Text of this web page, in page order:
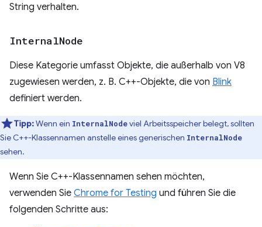
String verhalten.
InternalNode
Diese Kategorie umfasst Objekte, die außerhalb von V8
zugewiesen werden, z. B. C++-Objekte, die von Blink
definiert werden.
Tipp:Wenn ein InternalNodeviel Arbeitsspeicher belegt, sollten
Sie C++-Klassennamen anstelle eines generischen InternalNode
sehen.
Wenn Sie C++-Klassennamen sehen möchten,
verwenden Sie Chrome for Testing und führen Sie die
folgenden Schritte aus: